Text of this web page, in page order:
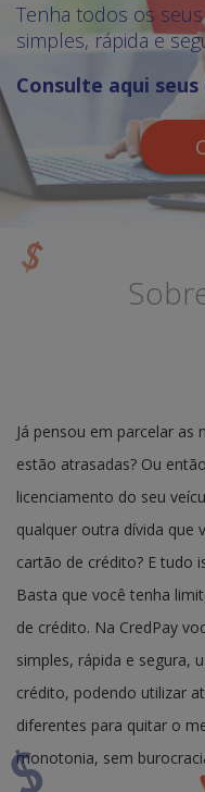
Tenha todos os
simples, rápida e
Consulte aqui
Já pensou em parcelar
estão atrasadas? Ou
licenciamento do seu
qualquer outra dívida que
cartão de crédito? E tudo
Basta que você tenha
de crédito. Na CredPay
simples, rápida e segura,
crédito, podendo utilizar
diferentes para quitar o
monotonia, sem